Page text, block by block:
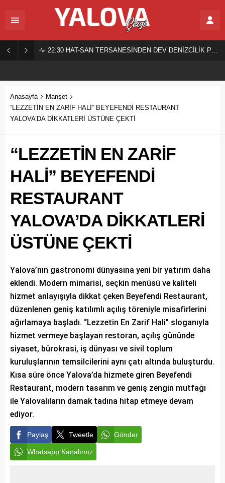
22:30 HAT-SAN TERSANESİNDEN DEV DENİZCİLİK PROJESİ!
Anasayfa
Manşet
“LEZZETİN EN ZARİF HALİ” BEYEFENDİ RESTAURANT
YALOVA’DA DİKKATLERİ ÜSTÜNE ÇEKTİ
“LEZZETİN EN ZARİF
HALİ” BEYEFENDİ
RESTAURANT
YALOVA’DA DİKKATLERİ
ÜSTÜNE ÇEKTİ
Yalova’nın gastronomi dünyasına yeni bir yatırım daha
eklendi. Modern mimarisi, seçkin menüsü ve kaliteli
hizmet anlayışıyla dikkat çeken Beyefendi Restaurant,
düzenlenen geniş katılımlı açılış töreniyle misafirlerini
ağırlamaya başladı. “Lezzetin En Zarif Hali” sloganıyla
hizmet vermeye başlayan restoran, açılış gününde
siyaset, bürokrasi, iş dünyası ve sivil toplum
kuruluşlarının temsilcilerini aynı çatı altında buluşturdu.
Kısa süre önce Yalova’da hizmete giren Beyefendi
Restaurant, modern tasarım ve geniş zengin mutfağı
ile Yalovalıların damak tadına hitap etmeye devam
ediyor.
Paylaş Tweetle Gönder
Whatsapp Kanalımız